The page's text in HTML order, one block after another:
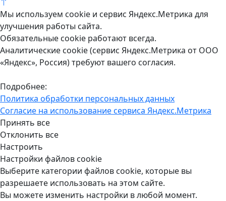
Мы используем cookie и сервис Яндекс.Метрика для
улучшения работы сайта.
Обязательные cookie работают всегда.
Аналитические cookie (сервис Яндекс.Метрика от ООО
«Яндекс», Россия) требуют вашего согласия.
Подробнее:
Политика обработки персональных данных
Согласие на использование сервиса Яндекс.Метрика
Принять все
Отклонить все
Настроить
Настройки файлов cookie
Выберите категории файлов cookie, которые вы
разрешаете использовать на этом сайте.
Вы можете изменить настройки в любой момент.